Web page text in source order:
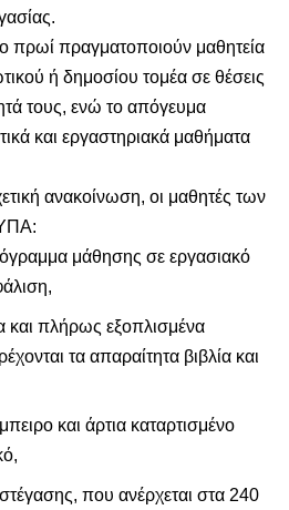
πρωί πραγματοποιούν μαθητεία
ή δημοσίου τομέα σε θέσεις
τους, ενώ το απόγευμα
και εργαστηριακά μαθήματα
ανακοίνωση, οι μαθητές των
μάθησης σε εργασιακό
και πλήρως εξοπλισμένα
τα απαραίτητα βιβλία και
και άρτια καταρτισμένο
που ανέρχεται στα 240